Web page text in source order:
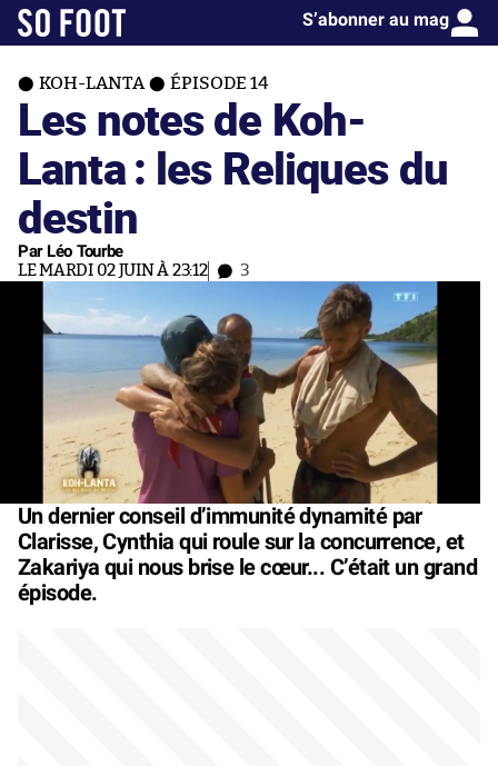
S’abonner au mag
KOH-LANTA ÉPISODE 14
Les notes de Koh-
Lanta : les Reliques du
destin
Par Léo Tourbe
LE MARDI 02 JUIN À 23:12 3
Un dernier conseil d’immunité dynamité par
Clarisse, Cynthia qui roule sur la concurrence, et
Zakariya qui nous brise le cœur... C’était un grand
épisode.